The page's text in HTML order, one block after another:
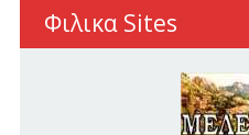
Φιλικα Sites